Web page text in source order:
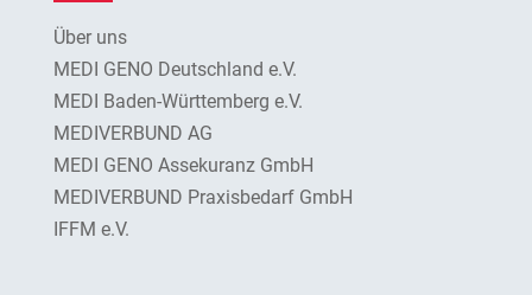
Über uns
MEDI GENO Deutschland e.V.
MEDI Baden-Württemberg e.V.
MEDIVERBUND AG
MEDI GENO Assekuranz GmbH
MEDIVERBUND Praxisbedarf GmbH
IFFM e.V.